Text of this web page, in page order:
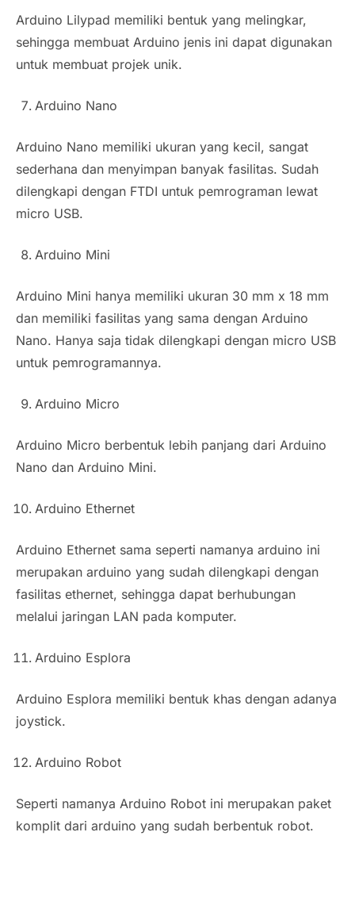
Arduino Lilypad memiliki bentuk yang melingkar,
sehingga membuat Arduino jenis ini dapat digunakan
untuk membuat projek unik.
Arduino Nano
Arduino Nano memiliki ukuran yang kecil, sangat
sederhana dan menyimpan banyak fasilitas. Sudah
dilengkapi dengan FTDI untuk pemrograman lewat
micro USB.
Arduino Mini
Arduino Mini hanya memiliki ukuran 30 mm x 18 mm
dan memiliki fasilitas yang sama dengan Arduino
Nano. Hanya saja tidak dilengkapi dengan micro USB
untuk pemrogramannya.
Arduino Micro
Arduino Micro berbentuk lebih panjang dari Arduino
Nano dan Arduino Mini.
Arduino Ethernet
Arduino Ethernet sama seperti namanya arduino ini
merupakan arduino yang sudah dilengkapi dengan
fasilitas ethernet, sehingga dapat berhubungan
melalui jaringan LAN pada komputer.
Arduino Esplora
Arduino Esplora memiliki bentuk khas dengan adanya
joystick.
Arduino Robot
Seperti namanya Arduino Robot ini merupakan paket
komplit dari arduino yang sudah berbentuk robot.